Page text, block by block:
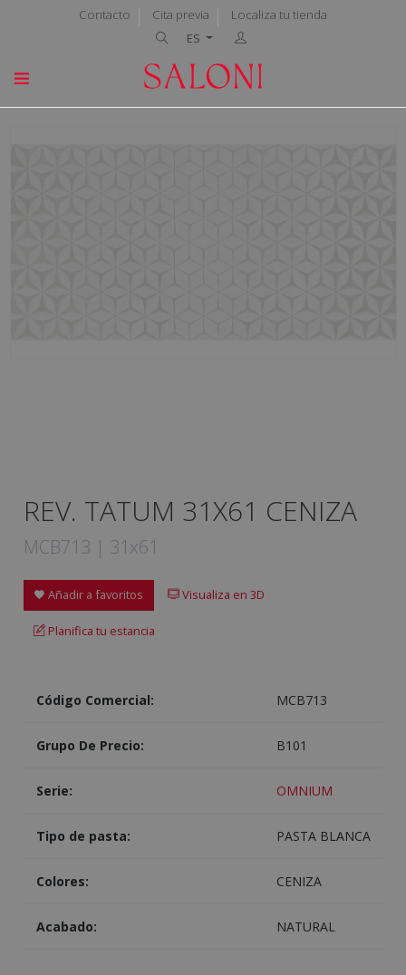
Contacto Cita previa
Localiza tu tienda
ES
REV. TATUM 31X61 CENIZA
MCB713 | 31x61
Añadir a favoritos Visualiza en 3D
Planifica tu estancia
Código Comercial: MCB713
Grupo De Precio: B101
Serie: OMNIUM
Tipo de pasta: PASTA BLANCA
Colores: CENIZA
Acabado: NATURAL